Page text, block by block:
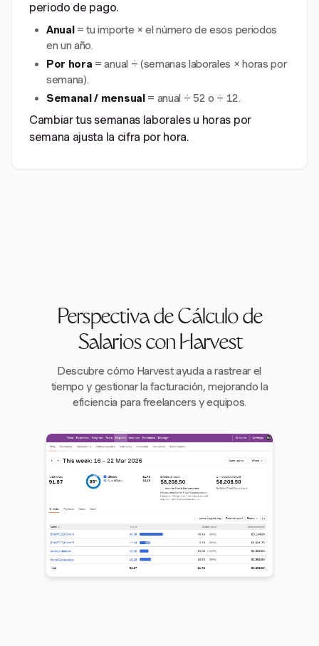
periodo de pago.
Anual= tu importe × el número de esos periodos
en un año.
Por hora = anual ÷ (semanas laborales × horas por
semana).
Semanal / mensual= anual ÷ 52 o ÷ 12.
Cambiar tus semanas laborales u horas por
semana ajusta la cifra por hora.
Perspectiva de Cálculo de
Salarios con Harvest
Descubre cómo Harvest ayuda a rastrear el
tiempo y gestionar la facturación, mejorando la
eficiencia para freelancers y equipos.